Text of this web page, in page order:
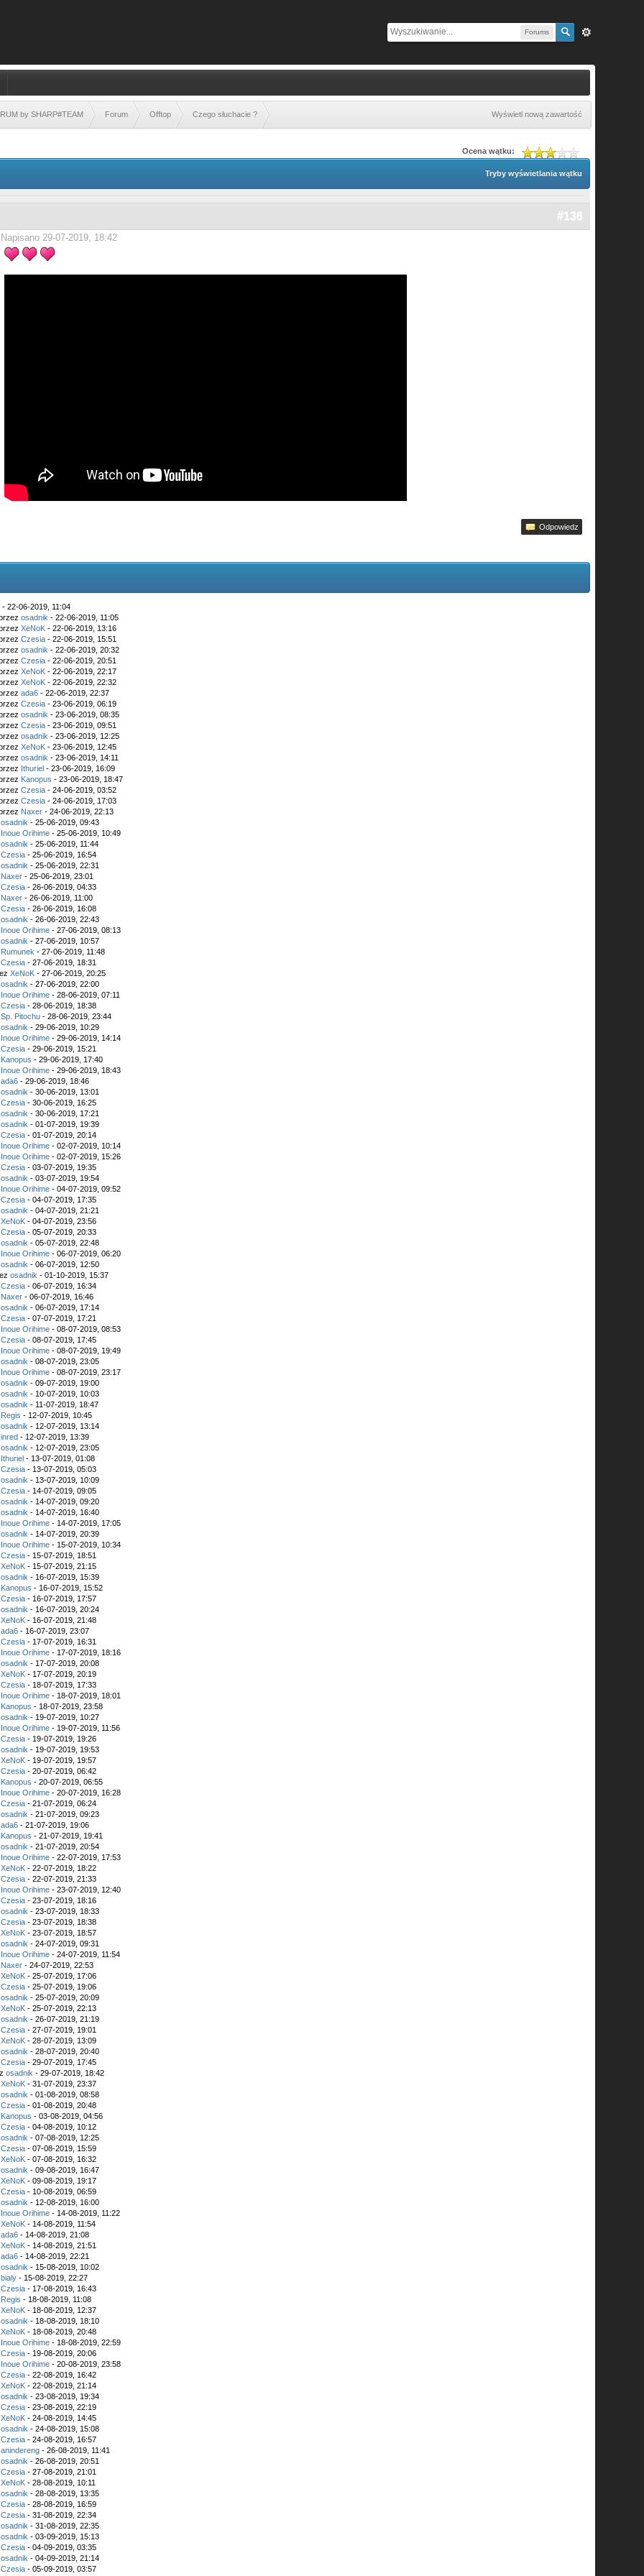
Forums
by SHARP#TEAM Forum Offtop Czego słuchacie ? Wyświetl nową zawartość
Ocena wątku:
Tryby wyświetlania wątku
#136
Napisano 29-07-2019, 18:42
Odpowiedz
- 22-06-2019, 11:04
osadnik - 22-06-2019, 11:05
XeNoK - 22-06-2019, 13:16
Czesia - 22-06-2019, 15:51
osadnik - 22-06-2019, 20:32
Czesia - 22-06-2019, 20:51
XeNoK - 22-06-2019, 22:17
XeNoK - 22-06-2019, 22:32
ada6 - 22-06-2019, 22:37
Czesia - 23-06-2019, 06:19
osadnik - 23-06-2019, 08:35
Czesia - 23-06-2019, 09:51
osadnik - 23-06-2019, 12:25
XeNoK - 23-06-2019, 12:45
osadnik - 23-06-2019, 14:11
Ithuriel - 23-06-2019, 16:09
Kanopus - 23-06-2019, 18:47
Czesia - 24-06-2019, 03:52
Czesia - 24-06-2019, 17:03
Naxer - 24-06-2019, 22:13
osadnik - 25-06-2019, 09:43
Inoue Orihime - 25-06-2019, 10:49
osadnik - 25-06-2019, 11:44
Czesia - 25-06-2019, 16:54
osadnik - 25-06-2019, 22:31
Naxer - 25-06-2019, 23:01
Czesia - 26-06-2019, 04:33
Naxer - 26-06-2019, 11:00
Czesia - 26-06-2019, 16:08
osadnik - 26-06-2019, 22:43
Inoue Orihime - 27-06-2019, 08:13
osadnik - 27-06-2019, 10:57
Rumunek - 27-06-2019, 11:48
Czesia - 27-06-2019, 18:31
XeNoK - 27-06-2019, 20:25
osadnik - 27-06-2019, 22:00
Inoue Orihime - 28-06-2019, 07:11
Czesia - 28-06-2019, 18:38
Sp. Pitochu - 28-06-2019, 23:44
osadnik - 29-06-2019, 10:29
Inoue Orihime - 29-06-2019, 14:14
Czesia - 29-06-2019, 15:21
Kanopus - 29-06-2019, 17:40
Inoue Orihime - 29-06-2019, 18:43
ada6 - 29-06-2019, 18:46
osadnik - 30-06-2019, 13:01
Czesia - 30-06-2019, 16:25
osadnik - 30-06-2019, 17:21
osadnik - 01-07-2019, 19:39
Czesia - 01-07-2019, 20:14
Inoue Orihime - 02-07-2019, 10:14
Inoue Orihime - 02-07-2019, 15:26
Czesia - 03-07-2019, 19:35
osadnik - 03-07-2019, 19:54
Inoue Orihime - 04-07-2019, 09:52
Czesia - 04-07-2019, 17:35
osadnik - 04-07-2019, 21:21
XeNoK - 04-07-2019, 23:56
Czesia - 05-07-2019, 20:33
osadnik - 05-07-2019, 22:48
Inoue Orihime - 06-07-2019, 06:20
osadnik - 06-07-2019, 12:50
osadnik - 01-10-2019, 15:37
Czesia - 06-07-2019, 16:34
Naxer - 06-07-2019, 16:46
osadnik - 06-07-2019, 17:14
Czesia - 07-07-2019, 17:21
Inoue Orihime - 08-07-2019, 08:53
Czesia - 08-07-2019, 17:45
Inoue Orihime - 08-07-2019, 19:49
osadnik - 08-07-2019, 23:05
Inoue Orihime - 08-07-2019, 23:17
osadnik - 09-07-2019, 19:00
osadnik - 10-07-2019, 10:03
osadnik - 11-07-2019, 18:47
Regis - 12-07-2019, 10:45
osadnik - 12-07-2019, 13:14
inred - 12-07-2019, 13:39
osadnik - 12-07-2019, 23:05
Ithuriel - 13-07-2019, 01:08
Czesia - 13-07-2019, 05:03
osadnik - 13-07-2019, 10:09
Czesia - 14-07-2019, 09:05
osadnik - 14-07-2019, 09:20
osadnik - 14-07-2019, 16:40
Inoue Orihime - 14-07-2019, 17:05
osadnik - 14-07-2019, 20:39
Inoue Orihime - 15-07-2019, 10:34
Czesia - 15-07-2019, 18:51
XeNoK - 15-07-2019, 21:15
osadnik - 16-07-2019, 15:39
Kanopus - 16-07-2019, 15:52
Czesia - 16-07-2019, 17:57
osadnik - 16-07-2019, 20:24
XeNoK - 16-07-2019, 21:48
ada6 - 16-07-2019, 23:07
Czesia - 17-07-2019, 16:31
Inoue Orihime - 17-07-2019, 18:16
osadnik - 17-07-2019, 20:08
XeNoK - 17-07-2019, 20:19
Czesia - 18-07-2019, 17:33
Inoue Orihime - 18-07-2019, 18:01
Kanopus - 18-07-2019, 23:58
osadnik - 19-07-2019, 10:27
Inoue Orihime - 19-07-2019, 11:56
Czesia - 19-07-2019, 19:26
osadnik - 19-07-2019, 19:53
XeNoK - 19-07-2019, 19:57
Czesia - 20-07-2019, 06:42
Kanopus - 20-07-2019, 06:55
Inoue Orihime - 20-07-2019, 16:28
Czesia - 21-07-2019, 06:24
osadnik - 21-07-2019, 09:23
ada6 - 21-07-2019, 19:06
Kanopus - 21-07-2019, 19:41
osadnik - 21-07-2019, 20:54
Inoue Orihime - 22-07-2019, 17:53
XeNoK - 22-07-2019, 18:22
Czesia - 22-07-2019, 21:33
Inoue Orihime - 23-07-2019, 12:40
Czesia - 23-07-2019, 18:16
osadnik - 23-07-2019, 18:33
Czesia - 23-07-2019, 18:38
XeNoK - 23-07-2019, 18:57
osadnik - 24-07-2019, 09:31
Inoue Orihime - 24-07-2019, 11:54
Naxer - 24-07-2019, 22:53
XeNoK - 25-07-2019, 17:06
Czesia - 25-07-2019, 19:06
osadnik - 25-07-2019, 20:09
XeNoK - 25-07-2019, 22:13
osadnik - 26-07-2019, 21:19
Czesia - 27-07-2019, 19:01
XeNoK - 28-07-2019, 13:09
osadnik - 28-07-2019, 20:40
Czesia - 29-07-2019, 17:45
osadnik - 29-07-2019, 18:42
XeNoK - 31-07-2019, 23:37
osadnik - 01-08-2019, 08:58
Czesia - 01-08-2019, 20:48
Kanopus - 03-08-2019, 04:56
Czesia - 04-08-2019, 10:12
osadnik - 07-08-2019, 12:25
Czesia - 07-08-2019, 15:59
XeNoK - 07-08-2019, 16:32
osadnik - 09-08-2019, 16:47
XeNoK - 09-08-2019, 19:17
Czesia - 10-08-2019, 06:59
osadnik - 12-08-2019, 16:00
Inoue Orihime - 14-08-2019, 11:22
XeNoK - 14-08-2019, 11:54
ada6 - 14-08-2019, 21:08
XeNoK - 14-08-2019, 21:51
ada6 - 14-08-2019, 22:21
osadnik - 15-08-2019, 10:02
bialy - 15-08-2019, 22:27
Czesia - 17-08-2019, 16:43
Regis - 18-08-2019, 11:08
XeNoK - 18-08-2019, 12:37
osadnik - 18-08-2019, 18:10
XeNoK - 18-08-2019, 20:48
Inoue Orihime - 18-08-2019, 22:59
Czesia - 19-08-2019, 20:06
Inoue Orihime - 20-08-2019, 23:58
Czesia - 22-08-2019, 16:42
XeNoK - 22-08-2019, 21:14
osadnik - 23-08-2019, 19:34
Czesia - 23-08-2019, 22:19
XeNoK - 24-08-2019, 14:45
osadnik - 24-08-2019, 15:08
Czesia - 24-08-2019, 16:57
anindereng - 26-08-2019, 11:41
osadnik - 26-08-2019, 20:51
Czesia - 27-08-2019, 21:01
XeNoK - 28-08-2019, 10:11
osadnik - 28-08-2019, 13:35
Czesia - 28-08-2019, 16:59
Czesia - 31-08-2019, 22:34
osadnik - 31-08-2019, 22:35
osadnik - 03-09-2019, 15:13
Czesia - 04-09-2019, 03:35
osadnik - 04-09-2019, 21:14
Czesia - 05-09-2019, 03:57